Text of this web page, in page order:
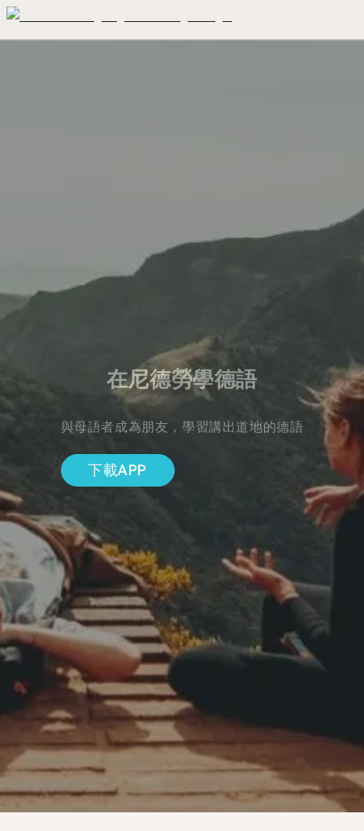
在尼德勞學德語
與母語者成為朋友，學習講出道地的德語
下載APP